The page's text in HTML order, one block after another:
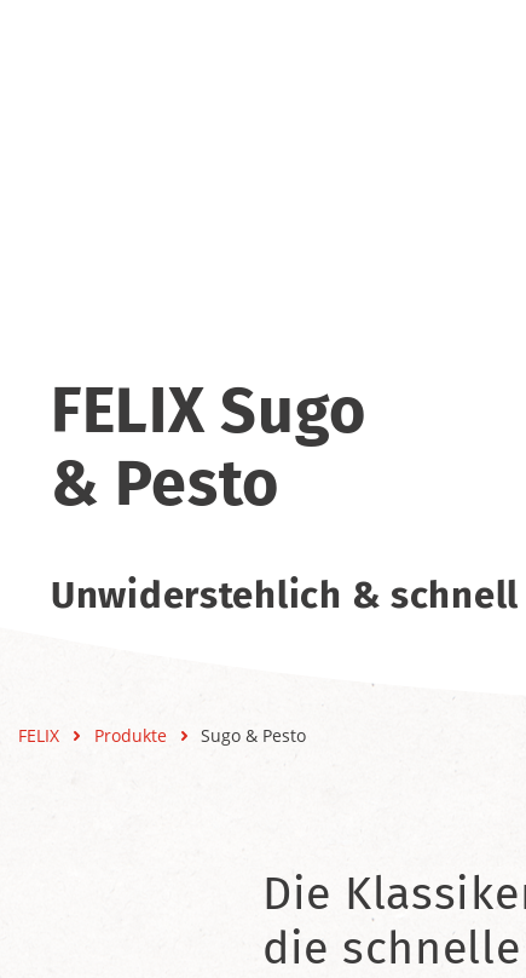
FELIX Sugo
& Pesto
Unwiderstehlich & schnell
FELIX Produkte Sugo & Pesto
Die
die